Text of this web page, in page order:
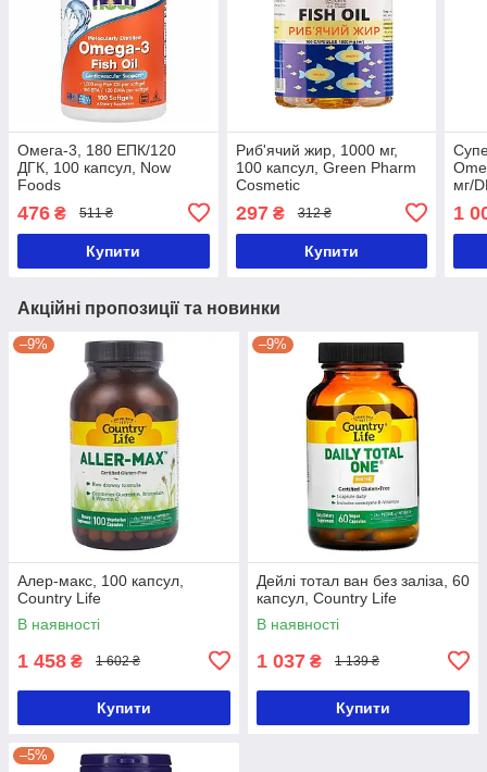
Омега-3, 180 ЕПК/120
ДГК, 100 капсул, Now
Foods
476 ₴ 511 ₴
Купити
Риб'ячий жир, 1000 мг,
100 капсул, Green Pharm
Cosmetic
297₴ 312 ₴
Купити
мг/
1
Акційні пропозиції та новинки
–9%
Алер-макс, 100 капсул,
Country Life
В наявності
1 458 ₴ 1 602 ₴
Купити
–9%
Дейлі тотал ван без заліза, 60
капсул, Country Life
В наявності
1 037 ₴ 1 139 ₴
Купити
–5%